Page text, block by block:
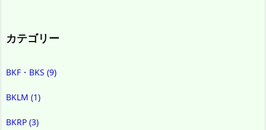
カテゴリー
BKF・BKS (9)
BKLM (1)
BKRP (3)